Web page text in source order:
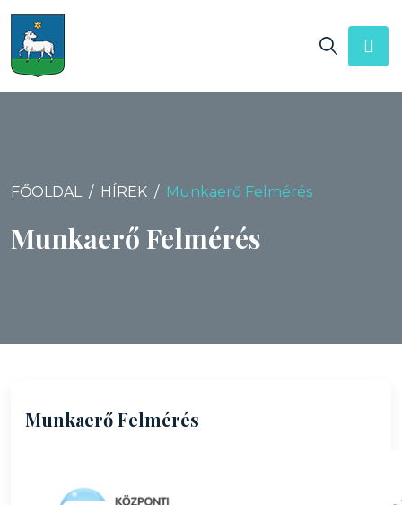
FŐOLDAL HÍREK Munkaerő Felmérés
Munkaerő Felmérés
Munkaerő Felmérés